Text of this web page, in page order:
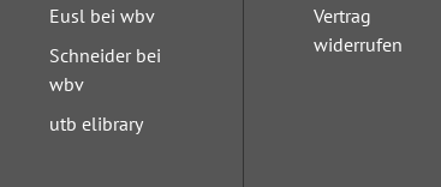
Eusl bei wbv
Schneider bei
wbv
utb elibrary
Vertrag
widerrufen